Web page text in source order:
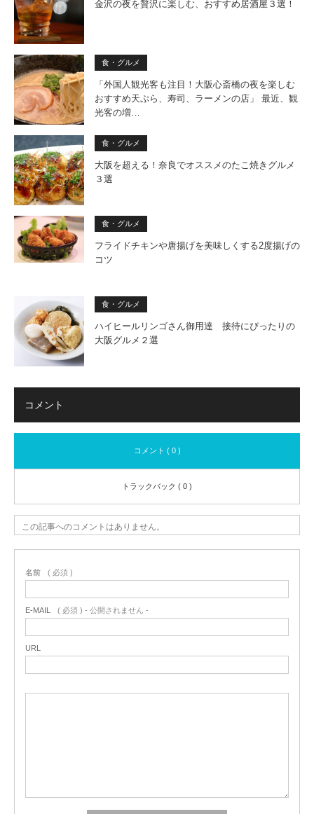
金沢の夜を贅沢に楽しむ、おすすめ居酒屋３選！
食・グルメ
「外国人観光客も注目！大阪心斎橋の夜を楽しむ
おすすめ天ぷら、寿司、ラーメンの店」 最近、観
光客の増…
食・グルメ
大阪を超える！奈良でオススメのたこ焼きグルメ
３選
食・グルメ
フライドチキンや唐揚げを美味しくする2度揚げの
コツ
食・グルメ
ハイヒールリンゴさん御用達 接待にぴったりの
大阪グルメ２選
コメント
コメント ( 0 )
トラックバック ( 0 )
この記事へのコメントはありません。
名前 ( 必須 )
E-MAIL ( 必須 ) - 公開されません -
URL